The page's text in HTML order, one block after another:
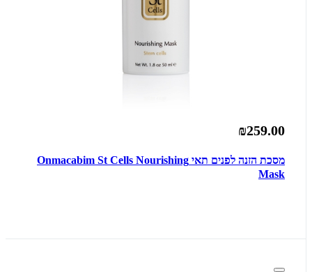
₪259.00
מסכת הזנה לפנים תאי Onmacabim St Cells Nourishing
Mask